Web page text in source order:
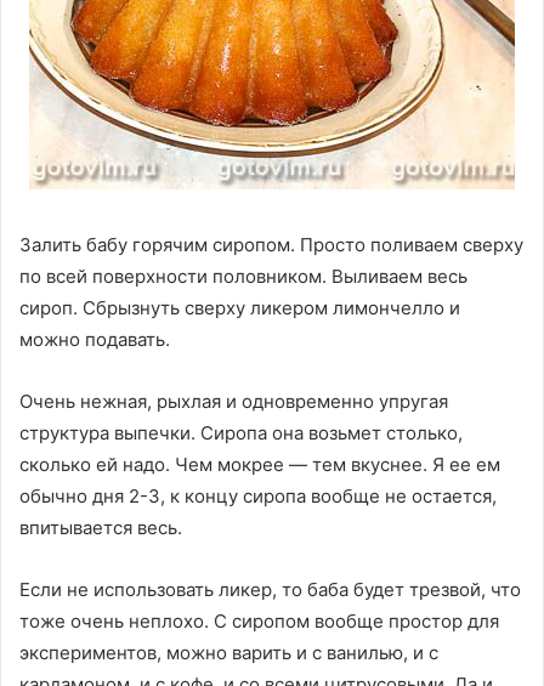
Залить бабу горячим сиропом. Просто поливаем сверху
по всей поверхности половником. Выливаем весь
сироп. Сбрызнуть сверху ликером лимончелло и
можно подавать.
Очень нежная, рыхлая и одновременно упругая
структура выпечки. Сиропа она возьмет столько,
сколько ей надо. Чем мокрее — тем вкуснее. Я ее ем
обычно дня 2-3, к концу сиропа вообще не остается,
впитывается весь.
Если не использовать ликер, то баба будет трезвой, что
тоже очень неплохо. С сиропом вообще простор для
экспериментов, можно варить и с ванилью, и с